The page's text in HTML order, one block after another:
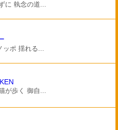
に 執念の道...
ッポ 揺れる...
が歩く 御自...